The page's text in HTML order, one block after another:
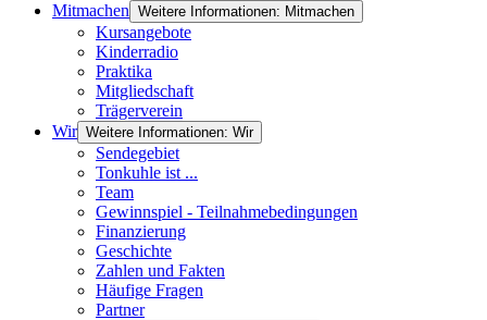
Mitmachen Weitere Informationen: Mitmachen
Kursangebote
Kinderradio
Praktika
Mitgliedschaft
Trägerverein
Wir Weitere Informationen: Wir
Sendegebiet
Tonkuhle ist ...
Team
Gewinnspiel - Teilnahmebedingungen
Finanzierung
Geschichte
Zahlen und Fakten
Häufige Fragen
Partner